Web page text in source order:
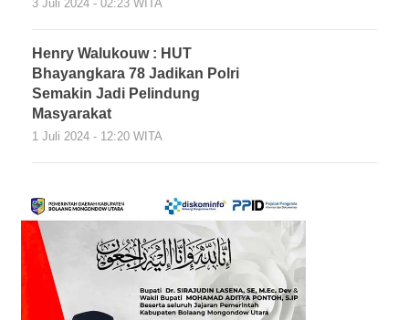
3 Juli 2024 - 02:23 WITA
Henry Walukouw : HUT
Bhayangkara 78 Jadikan Polri
Semakin Jadi Pelindung
Masyarakat
1 Juli 2024 - 12:20 WITA